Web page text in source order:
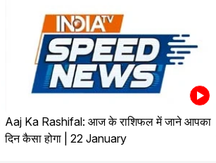
Aaj Ka Rashifal: आज के राशिफल में जाने आपका
दिन कैसा होगा | 22 January